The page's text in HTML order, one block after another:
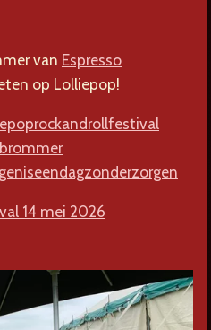
van Espresso
op Lolliepop!
14 mei 2026